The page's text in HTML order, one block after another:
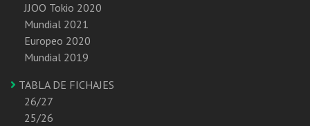
JJOO Tokio 2020
Mundial 2021
Europeo 2020
Mundial 2019
TABLA DE FICHAJES
26/27
25/26